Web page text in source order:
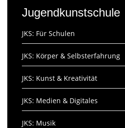
Jugendkunstschule
JKS: Für Schulen
JKS: Körper & Selbsterfahrung
JKS: Kunst & Kreativität
JKS: Medien & Digitales
JKS: Musik